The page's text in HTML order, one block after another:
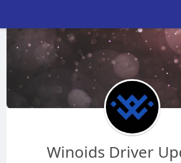
Winoids Driver